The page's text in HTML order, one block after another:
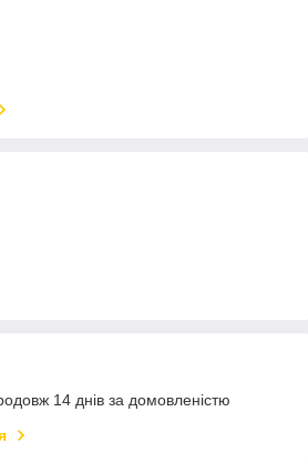
14 днів за домовленістю